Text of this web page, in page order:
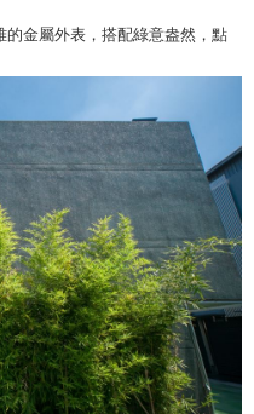
金屬外表，搭配綠意盎然，點